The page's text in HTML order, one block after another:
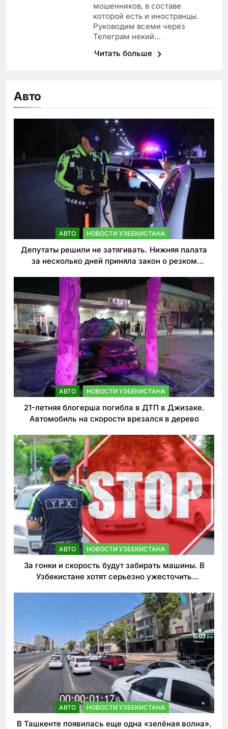
мошенников, в составе
которой есть и иностранцы.
Руководим всеми через
Телеграм некий…
Читать больше
Авто
АВТО НОВОСТИ УЗБЕКИСТАНА
Депутаты решили не затягивать. Нижняя палата
за несколько дней приняла закон о резком
АВТО НОВОСТИ УЗБЕКИСТАНА
21-летняя блогерша погибла в ДТП в Джизаке.
Автомобиль на скорости врезался в дерево
АВТО НОВОСТИ УЗБЕКИСТАНА
За гонки и скорость будут забирать машины. В
Узбекистане хотят серьезно ужесточить
АВТО НОВОСТИ УЗБЕКИСТАНА
В Ташкенте появилась еще одна «зелёная волна».